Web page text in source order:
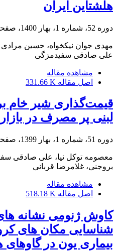
هلشتاین ایران‏
دوره 52، شماره 1، بهار 1400، صفحه
مهدی جوان نیکخواه، حسین
علی صادقی سفیدمزگی
مشاهده مقاله
اصل مقاله 331.66 K
قیمت‌گذاری شیر خام
لبنی پر مصرف در بازار
دوره 51، شماره 1، بهار 1399، صفحه
معصومه توکل نیا، علی صادقی
بروجنی، غلامرضا قربانی
مشاهده مقاله
اصل مقاله 518.18 K
کاوش ژنومی نشانه
شناسایی مکان های
بیماری یون در گاوهای